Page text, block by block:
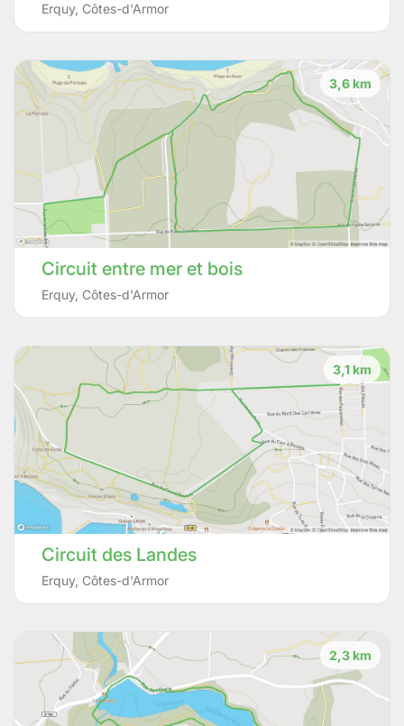
Erquy, Côtes-d'Armor
3,6 km
Circuit entre mer et bois
Erquy, Côtes-d'Armor
3,1 km
Circuit des Landes
Erquy, Côtes-d'Armor
2,3 km